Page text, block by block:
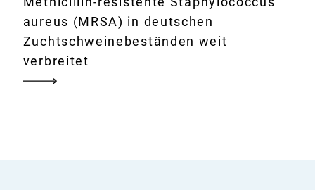
vorgelegt
aureus (MRSA) in deutschen
Zuchtschweinebeständen weit
verbreitet